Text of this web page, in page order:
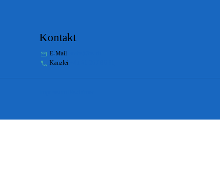
Kontakt
E-Mail
Kanzlei